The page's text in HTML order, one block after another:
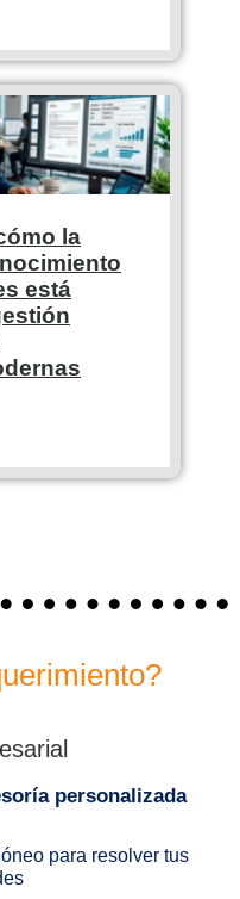
la
está
personalizada
para resolver tus